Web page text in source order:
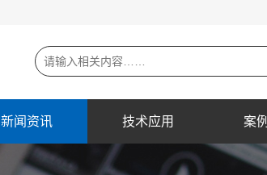
新闻资讯 技术应用 案